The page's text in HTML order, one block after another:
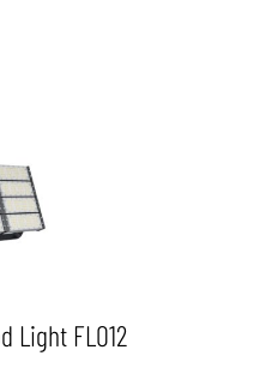
Light FLO12